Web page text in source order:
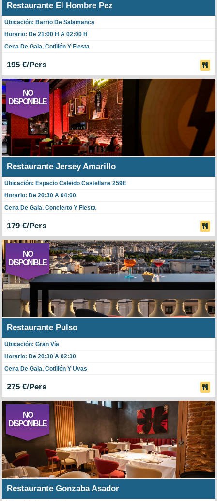
Restaurante El Hombre Pez
Ubicación: Barrio De Salamanca
Horario: De 21:00 H A 02:00 H
Cena De Gala, Cotillón Y Fiesta
195 €/Pers
NO
DISPONIBLE
Restaurante Jersey Amarillo
Ubicación: Espacio Caleido Castellana 259E
Horario: De 20:30 A 04:00
Cena De Gala, Concierto Y Fiesta
179 €/Pers
NO
DISPONIBLE
Restaurante Pulso
Ubicación: Gran Vía
Horario: De 20:30 A 02:30
Cena De Gala, Cotillón Y Uvas
275 €/Pers
NO
DISPONIBLE
Restaurante Gonzaba Asador